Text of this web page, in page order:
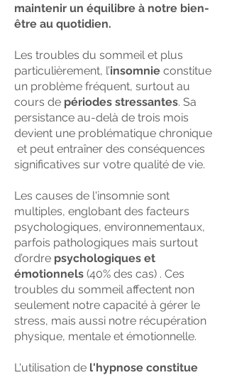
maintenir un équilibre à notre bien-
être au quotidien.
Les troubles du sommeil et plus
particulièrement, l’insomnie constitue
un problème fréquent, surtout au
cours de périodes stressantes. Sa
persistance au-delà de trois mois
devient une problématique chronique
et peut entraîner des conséquences
significatives sur votre qualité de vie.
Les causes de l'insomnie sont
multiples, englobant des facteurs
psychologiques, environnementaux,
parfois pathologiques mais surtout
d’ordre psychologiques et
émotionnels (40% des cas) . Ces
troubles du sommeil affectent non
seulement notre capacité à gérer le
stress, mais aussi notre récupération
physique, mentale et émotionnelle.
L'utilisation de l'hypnose constitue